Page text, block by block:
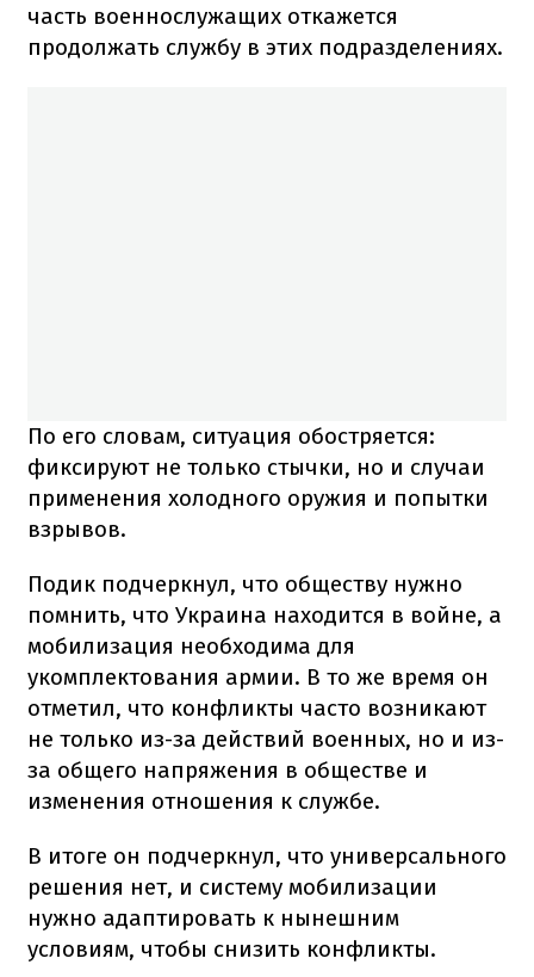
часть военнослужащих откажется
продолжать службу в этих подразделениях.
По его словам, ситуация обостряется:
фиксируют не только стычки, но и случаи
применения холодного оружия и попытки
взрывов.
Подик подчеркнул, что обществу нужно
помнить, что Украина находится в войне, а
мобилизация необходима для
укомплектования армии. В то же время он
отметил, что конфликты часто возникают
не только из-за действий военных, но и из-
за общего напряжения в обществе и
изменения отношения к службе.
В итоге он подчеркнул, что универсального
решения нет, и систему мобилизации
нужно адаптировать к нынешним
условиям, чтобы снизить конфликты.